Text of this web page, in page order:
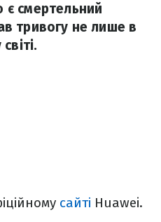
є смертельний
тривогу не лише в
сайті Huawei.